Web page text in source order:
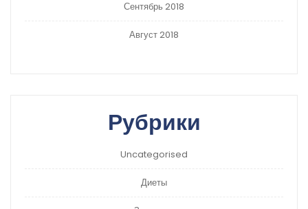
Сентябрь 2018
Август 2018
Рубрики
Uncategorised
Диеты